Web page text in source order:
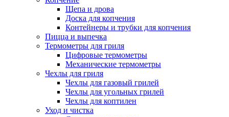
Щепа и дрова
Доска для копчения
Контейнеры и трубки для копчения
Пицца и выпечка
Термометры для гриля
Цифровые термометры
Механические термометры
Чехлы для гриля
Чехлы для газовый грилей
Чехлы для угольных грилей
Чехлы для коптилен
Уход и чистка